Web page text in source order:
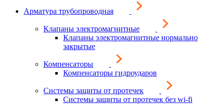
Арматура трубопроводная
Клапаны электромагнитные
Клапаны электромагнитные нормально
закрытые
Компенсаторы
Компенсаторы гидроударов
Системы защиты от протечек
Системы защиты от протечек без wi-fi